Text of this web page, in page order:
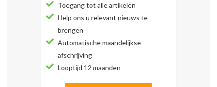
Toegang tot alle artikelen
Help ons u relevant nieuws te
brengen
Automatische maandelijkse
afschrijving
Looptijd 12 maanden